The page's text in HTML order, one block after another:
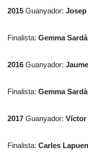
2015 Guanyador: Josep
Finalista: Gemma Sardà
2016 Guanyador:
Finalista: Gemma Sardà
2017 Guanyador: Víctor
Finalista: Carles